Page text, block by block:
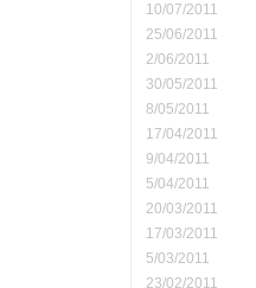
10/07/2011
25/06/2011
2/06/2011
30/05/2011
8/05/2011
17/04/2011
9/04/2011
5/04/2011
20/03/2011
17/03/2011
5/03/2011
23/02/2011